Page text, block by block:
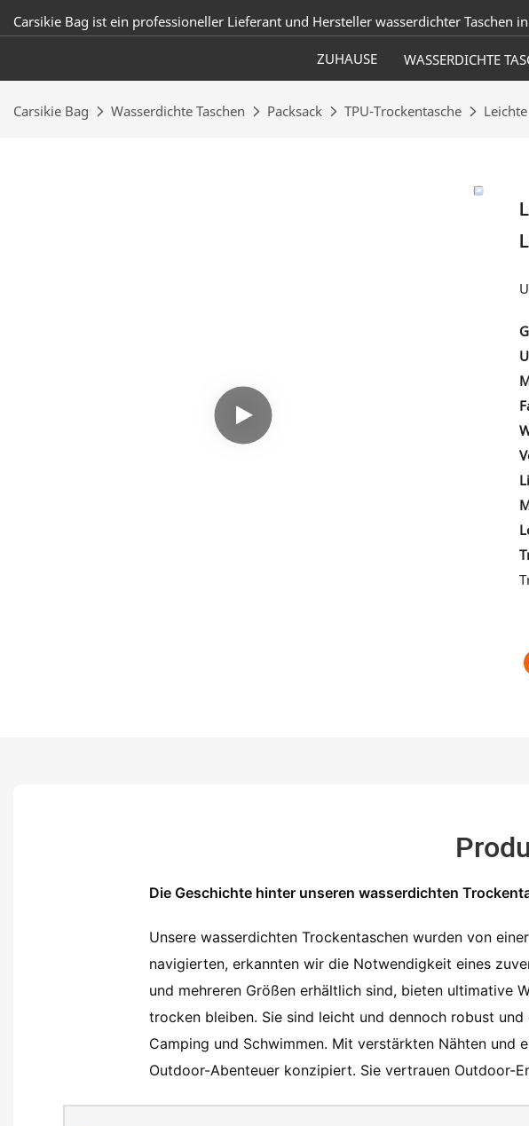
Carsikie Bag ist ein professioneller Lieferant und Hersteller wasserdichter Taschen
ZUHAUSE WASSERDICHTE
Carsikie Bag Wasserdichte Taschen Packsack TPU-Trockentasche
Die Geschichte hinter unseren wasserdichten
Unsere wasserdichten Trockentaschen wurden von
navigierten, erkannten wir die Notwendigkeit eines
und mehreren Größen erhältlich sind, bieten ultimative
trocken bleiben. Sie sind leicht und dennoch robust
Camping und Schwimmen. Mit verstärkten Nähten und
Outdoor-Abenteuer konzipiert. Sie vertrauen Outdoor-